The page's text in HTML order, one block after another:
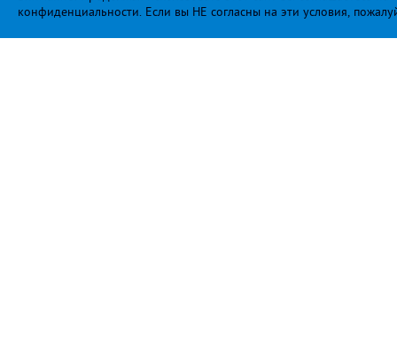
конфиденциальности. Если вы НЕ согласны на эти условия,